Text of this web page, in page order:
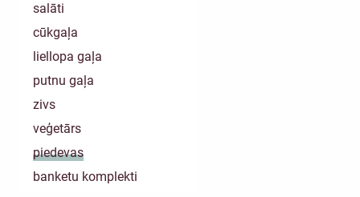
salāti
cūkgaļa
liellopa gaļa
putnu gaļa
zivs
veģetārs
piedevas
banketu komplekti